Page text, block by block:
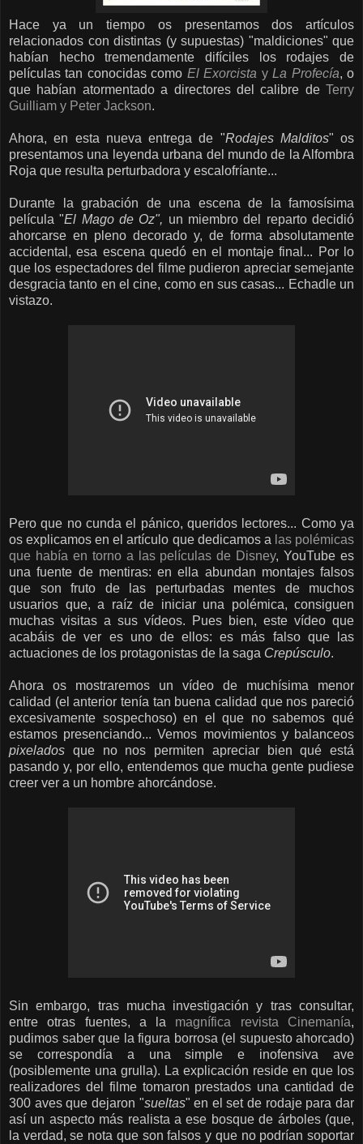
Hace ya un tiempo os presentamos dos artículos
relacionados con distintas (y supuestas) "maldiciones" que
habían hecho tremendamente difíciles los rodajes de
películas tan conocidas como El Exorcista yLa Profecía, o
que habían atormentado a directores del calibre de Terry
Guilliam y Peter Jackson.
Ahora, en esta nueva entrega de "Rodajes Malditos" os
presentamos una leyenda urbana del mundo de la Alfombra
Roja que resulta perturbadora y escalofríante...
Durante la grabación de una escena de la famosísima
película "El Mago de Oz", un miembro del reparto decidió
ahorcarse en pleno decorado y, de forma absolutamente
accidental, esa escena quedó en el montaje final... Por lo
que los espectadores del filme pudieron apreciar semejante
desgracia tanto en el cine, como en sus casas... Echadle un
vistazo.
Pero que no cunda el pánico, queridos lectores... Como ya
os explicamos en el artículo que dedicamos alas polémicas
que había en torno a las películas de Disney, YouTube es
una fuente de mentiras: en ella abundan montajes falsos
que son fruto de las perturbadas mentes de muchos
usuarios que, a raíz de iniciar una polémica, consiguen
muchas visitas a sus vídeos. Pues bien, este vídeo que
acabáis de ver es uno de ellos: es más falso que las
actuaciones de los protagonistas de la saga Crepúsculo.
Ahora os mostraremos un vídeo de muchísima menor
calidad (el anterior tenía tan buena calidad que nos pareció
excesivamente sospechoso) en el que no sabemos qué
estamos presenciando... Vemos movimientos y balanceos
pixelados que no nos permiten apreciar bien qué está
pasando y, por ello, entendemos que mucha gente pudiese
creer ver a un hombre ahorcándose.
Sin embargo, tras mucha investigación y tras consultar,
entre otras fuentes, a la magnífica revista Cinemanía,
pudimos saber que la figura borrosa (el supuesto ahorcado)
se correspondía a una simple e inofensiva ave
(posiblemente una grulla). La explicación reside en que los
realizadores del filme tomaron prestados una cantidad de
300 aves que dejaron "sueltas" en el set de rodaje para dar
así un aspecto más realista a ese bosque de árboles (que,
la verdad, se nota que son falsos y que no podrían soportar